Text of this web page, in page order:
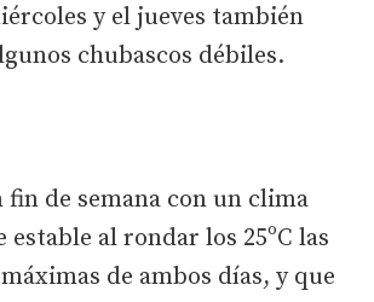
y el jueves también
chubascos débiles.
de semana con un clima
al rondar los 25ºC las
de ambos días, y que